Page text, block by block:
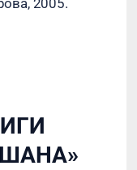
2005.